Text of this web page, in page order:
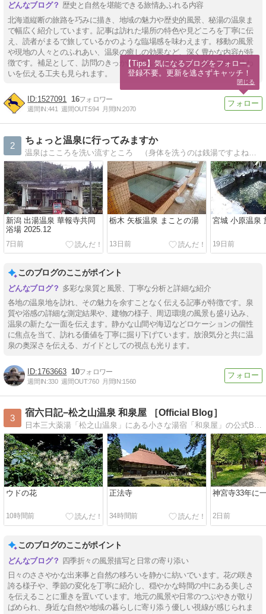
歴史と自然を堪能できる旅情あふれる内容
北海道縦断の旅路を巧みに描き、地域の魅力や歴史的風景、秘湯の温泉ま
で幅広く紹介しています。記事は訪れた場所の特色や見どころを丁寧に伝
え、読者がまるで旅しているかのような臨場感を味わえます。移動の風景
や現地の人々とのふれあい、温泉の癒しの効果など、深く豊かな内容が特
徴です。補足として、訪問のきっかけや思い出も交えて、旅の情緒と味わ
いを伝える工夫も見られます。
1527091 16
週間IN:441 週間OUT:594 月間IN:2070
2
ちょっと温泉に行ってみますか
温泉はこころを洗い流すところ （身体を洗うのは銭湯ですよね。）こころを穏やかにするために巡った全国各地の温泉、町並み、風景を紹介します。
新潟 出湯温泉 華報寺共同
浴場 2025.12
7日前
栃木 矢板温泉 まことの湯
13日前
宮城 小原温泉
19日前
このブログのここがポイント
多彩な泉質と風景、丁寧な分析と詳細な紹介
各地の温泉地を訪れ、その魅力を余すことなく伝える記事が特徴です。泉
質や浴感の詳細な測定結果や、建物の様子、周辺環境の風景も盛り込み、
温泉の新たな一面を伝えます。静かな山間や海辺などロケーションの個性
に焦点を当て、訪れる価値を丁寧に掘り下げています。放浪気分と共に温
泉の奥深さを伝える、ガイドとしての視点も光ります。
1763663 10
週間IN:330 週間OUT:760 月間IN:1560
3
宿六日記−松之山温泉 和泉屋 ［Official Blog］
日本三大薬湯「松之山温泉」にある小さな湯宿「和泉屋」の公式Blogです。
ウドの花
10時間前
正法寺
34時間前
神宮寺33年に
2日前
このブログのここがポイント
四季折々の風景描写と日常の寄り添い
日々のささやかな出来事と自然の移ろいを静かに紡いでいます。花の咲き
誇る様子や、季節の変化を丁寧に紹介し、穏やかな時間の中にある美しさ
を伝えることに重きを置いています。地元の風景や日常のつぶやきが散り
ばめられ、身近な自然や地域の暮らしに寄り添う優しい視線が感じられま
【Tips】気になるブログをフォロー。
登録不要。更新を逃さずキャッチ！
閉じる